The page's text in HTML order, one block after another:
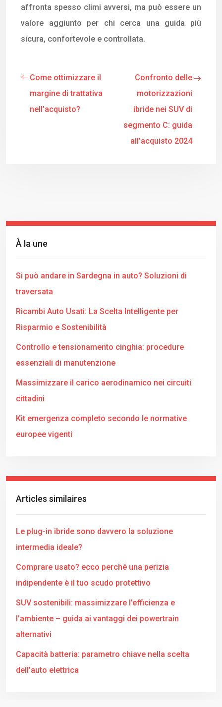
affronta spesso climi avversi, ma può essere un
valore aggiunto per chi cerca una guida più
sicura, confortevole e controllata.
Come ottimizzare il
margine di trattativa
nell’acquisto?
Confronto delle
motorizzazioni
ibride nei SUV di
segmento C: guida
all’acquisto 2024
À la une
Si può andare in Sardegna in auto? Soluzioni di
traversata
Ricambi Auto Usati: La Scelta Intelligente per
Risparmio e Sostenibilità
Controllo e tensionamento cinghia: procedure
essenziali di manutenzione
Massimizzare il carico aerodinamico nei circuiti
cittadini
Kit emergenza completo secondo le normative
europee vigenti
Articles similaires
Le plug-in ibride sono davvero la soluzione
intermedia ideale?
Comprare usato? ecco perché una perizia
indipendente è il tuo scudo protettivo
SUV sostenibili: massimizzare l’efficienza e
l’ambiente – guida ai vantaggi dei powertrain
alternativi
Capacità batteria: parametro chiave nella scelta
dell’auto elettrica